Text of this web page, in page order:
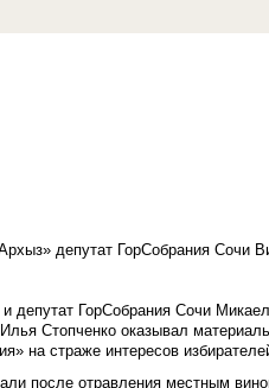
депутат ГорСобрания Сочи
депутат ГорСобрания Сочи
Стопченко оказывал
на страже интересов
после отравления местным